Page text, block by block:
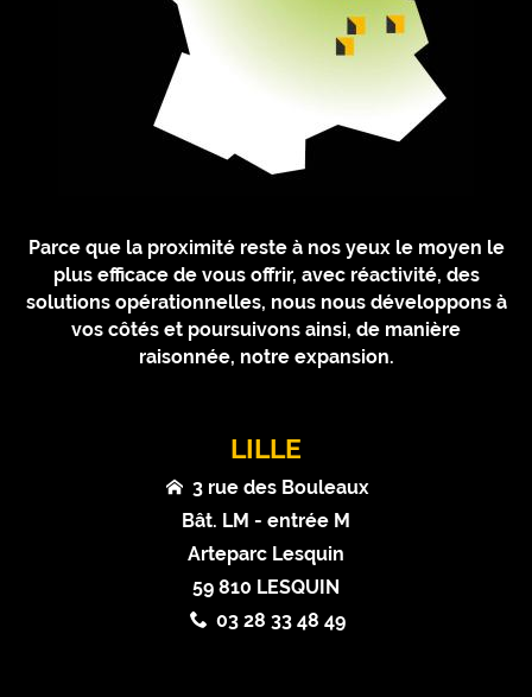
Parce que la proximité reste à nos yeux le moyen le
plus efficace de vous offrir, avec réactivité, des
solutions opérationnelles, nous nous développons à
vos côtés et poursuivons ainsi, de manière
raisonnée, notre expansion.
LILLE
3 rue des Bouleaux
Bât. LM - entrée M
Arteparc Lesquin
59 810 LESQUIN
03 28 33 48 49